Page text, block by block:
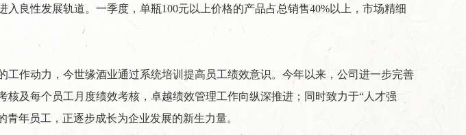
良性发展轨道。一季度，单瓶100元以上价格的产品占总销售40%以上，市场精细
工作动力，今世缘酒业通过系统培训提高员工绩效意识。今年以来，公司进一步完善
核及每个员工月度绩效考核，卓越绩效管理工作向纵深推进；同时致力于“人才强
年员工，正逐步成长为企业发展的新生力量。